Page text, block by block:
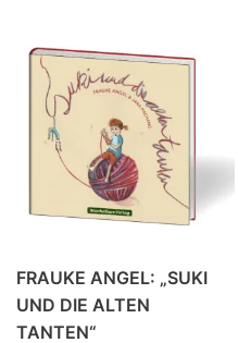
FRAUKE ANGEL: „SUKI
UND DIE ALTEN
TANTEN“